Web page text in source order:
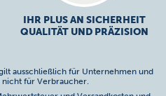
IHR PLUS AN SICHERHEIT
QUALITÄT UND PRÄZISION
ausschließlich für Unternehmen und
für Verbraucher.